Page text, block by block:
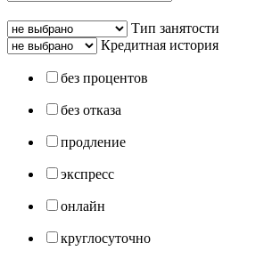
Тип занятости
Кредитная история
без процентов
без отказа
продление
экспресс
онлайн
круглосуточно